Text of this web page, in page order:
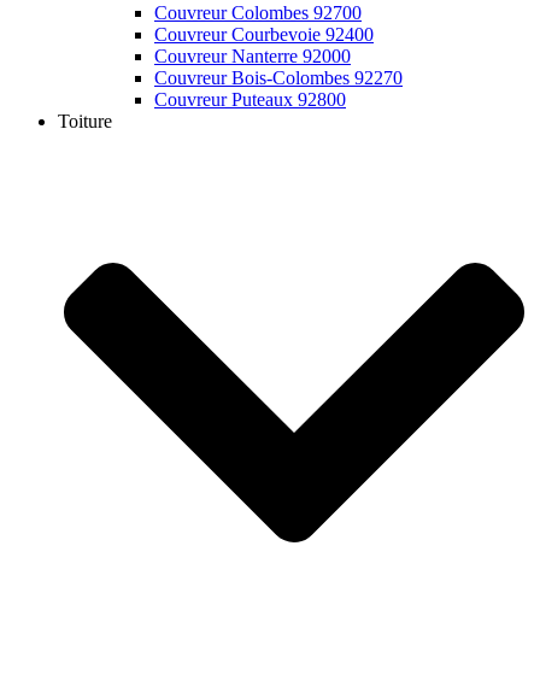
Couvreur Colombes 92700
Couvreur Courbevoie 92400
Couvreur Nanterre 92000
Couvreur Bois-Colombes 92270
Couvreur Puteaux 92800
Toiture